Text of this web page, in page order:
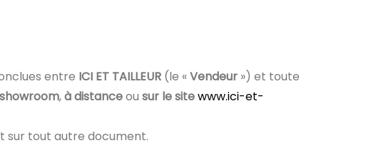
entre ICI ET TAILLEUR (le «Vendeur ») et toute
,à distanceou sur le sitewww.ici-et-
sur tout autre document.